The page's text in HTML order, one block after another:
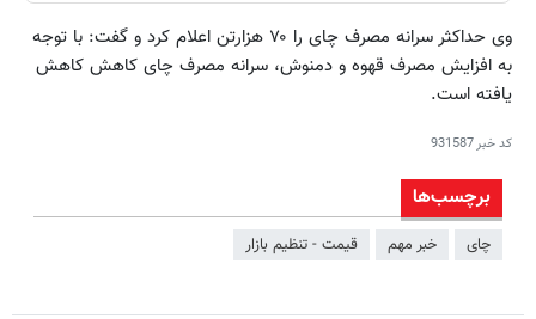
وی حداکثر سرانه مصرف چای را ۷۰ هزارتن اعلام کرد و گفت: با توجه
به افزایش مصرف قهوه و دمنوش، سرانه مصرف چای کاهش کاهش
یافته است.
کد خبر931587
برچسب‌ها
چای خبر مهم قیمت - تنظیم بازار